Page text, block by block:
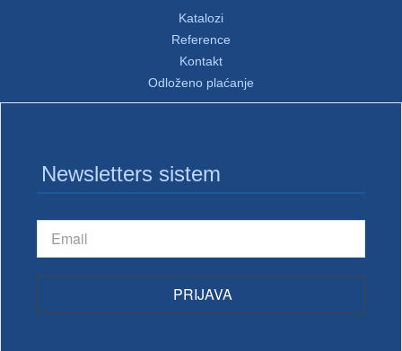
Katalozi
Reference
Kontakt
Odloženo plaćanje
Newsletters sistem
PRIJAVA